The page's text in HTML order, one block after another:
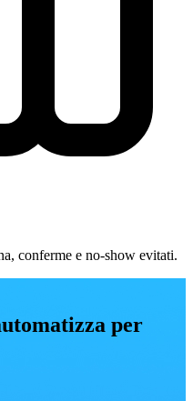
conferme e no-show evitati.
per